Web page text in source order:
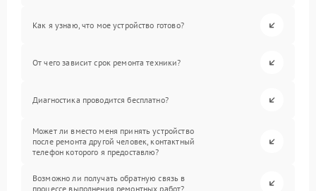
Как я узнаю, что мое устройство готово?
От чего зависит срок ремонта техники?
Диагностика проводится бесплатно?
Может ли вместо меня принять устройство
после ремонта другой человек, контактный
телефон которого я предоставлю?
Возможно ли получать обратную связь в
процессе выполнения ремонтных работ?